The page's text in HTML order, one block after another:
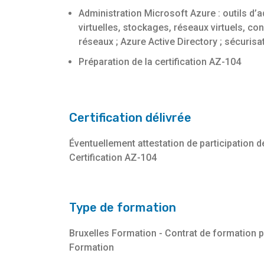
Administration Microsoft Azure : outils
virtuelles, stockages, réseaux virtuels,
réseaux ; Azure Active Directory ;
Préparation de la certification AZ-104
Certification délivrée
Éventuellement attestation de participation
Certification AZ-104
Type de formation
Bruxelles Formation - Contrat de formation
Formation